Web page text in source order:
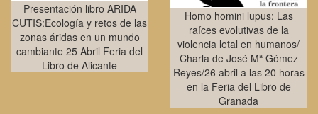
Presentación libro ARIDA
CUTIS:Ecología y retos de las
zonas áridas en un mundo
cambiante 25 Abril Feria del
Libro de Alicante
Homo homini lupus: Las
raíces evolutivas de la
violencia letal en humanos/
Charla de José Mª Gómez
Reyes/26 abril a las 20 horas
en la Feria del Libro de
Granada